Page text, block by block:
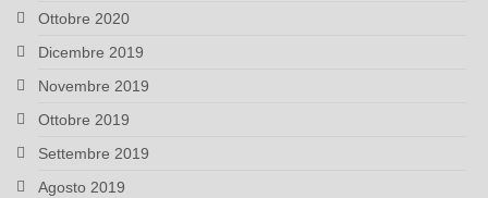
Ottobre 2020
Dicembre 2019
Novembre 2019
Ottobre 2019
Settembre 2019
Agosto 2019